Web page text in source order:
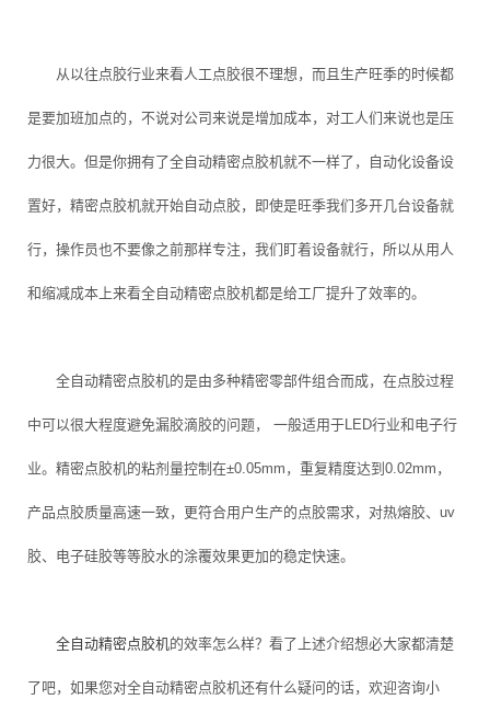
从以往点胶行业来看人工点胶很不理想，而且生产旺季的时候都
是要加班加点的，不说对公司来说是增加成本，对工人们来说也是压
力很大。但是你拥有了全自动精密点胶机就不一样了，自动化设备设
置好，精密点胶机就开始自动点胶，即使是旺季我们多开几台设备就
行，操作员也不要像之前那样专注，我们盯着设备就行，所以从用人
和缩减成本上来看全自动精密点胶机都是给工厂提升了效率的。
全自动精密点胶机的是由多种精密零部件组合而成，在点胶过程
中可以很大程度避免漏胶滴胶的问题， 一般适用于LED行业和电子行
业。精密点胶机的粘剂量控制在±0.05mm，重复精度达到0.02mm，
产品点胶质量高速一致，更符合用户生产的点胶需求，对热熔胶、uv
胶、电子硅胶等等胶水的涂覆效果更加的稳定快速。
全自动精密点胶机的效率怎么样？看了上述介绍想必大家都清楚
了吧，如果您对全自动精密点胶机还有什么疑问的话，欢迎咨询小